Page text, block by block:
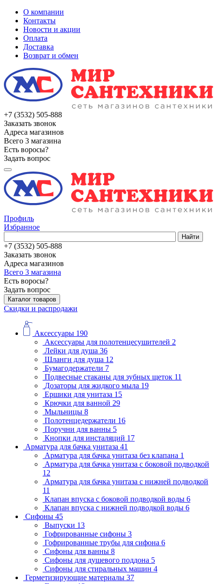
О компании
Контакты
Новости и акции
Оплата
Доставка
Возврат и обмен
+7 (3532) 505-888
Заказать звонок
Адреса магазинов
Всего 3 магазина
Есть воросы?
Задать вопрос
Профиль
Избранное
Найти
+7 (3532) 505-888
Заказать звонок
Адреса магазинов
Всего 3 магазина
Есть воросы?
Задать вопрос
Каталог товаров
Скидки и распродажи
Аксессуары 190
Аксессуары для полотенцесушителей 2
Лейки для душа 36
Шланги для душа 12
Бумагодержатели 7
Подвесные стаканы для зубных щеток 11
Дозаторы для жидкого мыла 19
Ершики для унитаза 15
Крючки для ванной 29
Мыльницы 8
Полотенцедержатели 16
Поручни для ванны 5
Кнопки для инсталяций 17
Арматура для бачка унитаза 41
Арматура для бачка унитаза без клапана 1
Арматура для бачка унитаза с боковой подводкой
12
Арматура для бачка унитаза с нижней подводкой
11
Клапан впуска с боковой подводкой воды 6
Клапан впуска с нижней подводкой воды 6
Сифоны 45
Выпуски 13
Гофрированные сифоны 3
Гофрированные трубы для сифона 6
Сифоны для ванны 8
Сифоны для душевого поддона 5
Сифоны для стиральных машин 4
Герметизирующие материалы 37